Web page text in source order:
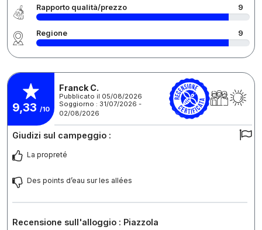
Rapporto qualità/prezzo 9
Regione 9
9,33 /10
Franck C.
Pubblicato il 05/08/2026
Soggiorno : 31/07/2026 -
02/08/2026
Giudizi sul campeggio :
La propreté
Des points d’eau sur les allées
Recensione sull'alloggio : Piazzola